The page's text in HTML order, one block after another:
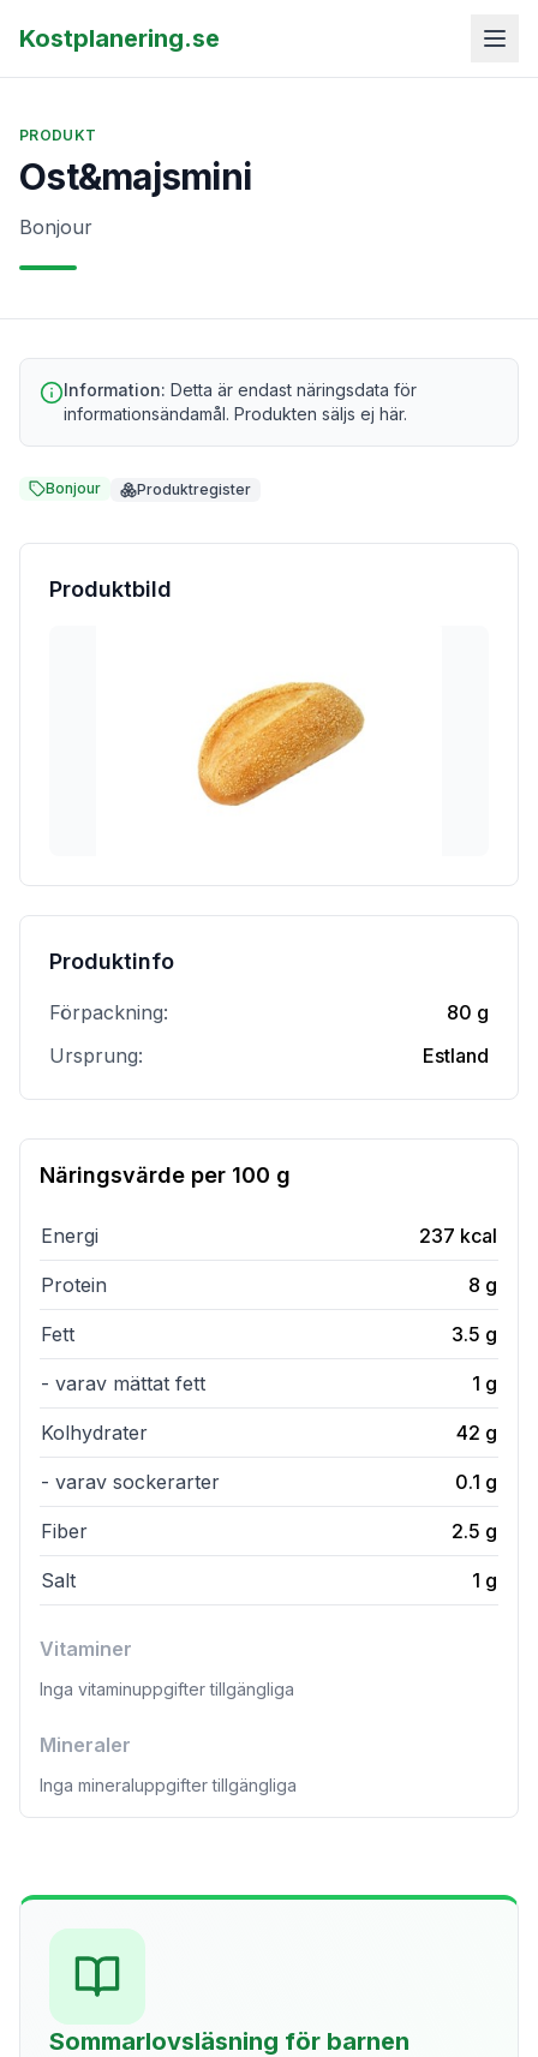
Kostplanering.se
PRODUKT
Ost&majsmini
Bonjour
Information: Detta är endast näringsdata för
informationsändamål. Produkten säljs ej här.
Bonjour Produktregister
Produktbild
Produktinfo
Förpackning:
80 g
Ursprung:
Estland
Näringsvärde per 100 g
Energi 237 kcal
Protein 8 g
Fett 3.5 g
- varav mättat fett 1 g
Kolhydrater 42 g
- varav sockerarter 0.1 g
Fiber 2.5 g
Salt 1 g
Vitaminer
Inga vitaminuppgifter tillgängliga
Mineraler
Inga mineraluppgifter tillgängliga
Sommarlovsläsning för barnen